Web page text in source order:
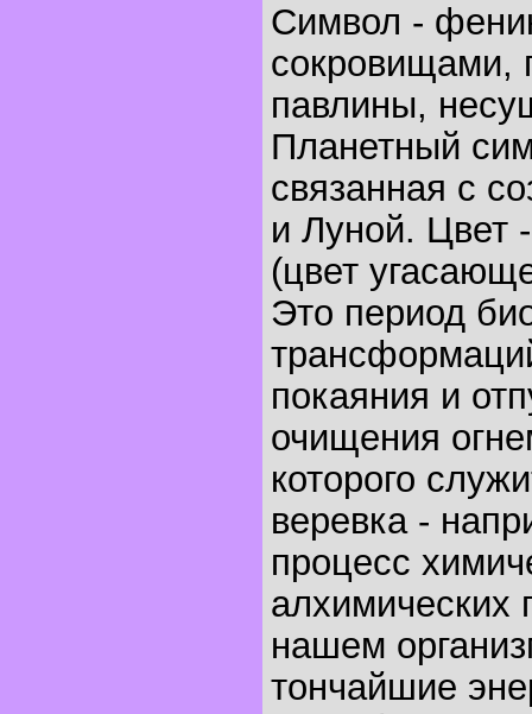
Символ -
сокровищами,
павлины,
Планетный
связанная с
и Луной. Цвет
(цвет
Это период
покаяния и
очищения
которого
веревка -
процесс
алхимических
нашем
тончайшие